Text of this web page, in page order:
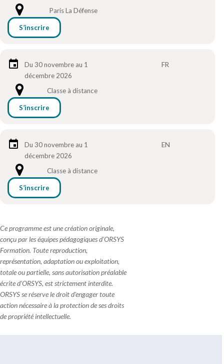
Paris La Défense
S’inscrire
Du 30 novembre au 1
décembre 2026
FR
Classe à distance
S’inscrire
Du 30 novembre au 1
décembre 2026
EN
Classe à distance
S’inscrire
Ce programme est une création originale,
conçu par les équipes pédagogiques d'ORSYS
Formation. Toute reproduction,
représentation, adaptation ou exploitation,
totale ou partielle, sans autorisation préalable
écrite d'ORSYS, est strictement interdite.
ORSYS se réserve le droit d'engager toute
action nécessaire à la protection de ses droits
de propriété intellectuelle.